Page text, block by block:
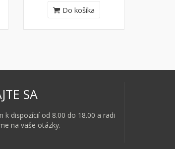
Do košíka
SA
k dispozícií od 8.00 do 18.00 a radi
na vaše otázky.